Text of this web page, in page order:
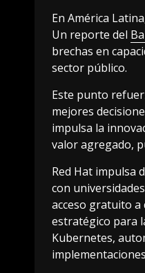
En América
Un reporte del
brechas en
sector público.
Este punto
mejores
impulsa la
valor agregado,
Red Hat impulsa
con
acceso gratuito a
estratégico para
Kubernetes,